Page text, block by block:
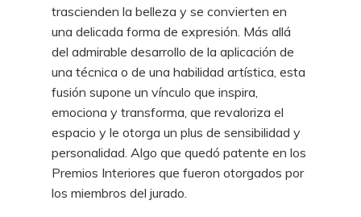
trascienden la belleza y se convierten en
una delicada forma de expresión. Más allá
del admirable desarrollo de la aplicación de
una técnica o de una habilidad artística, esta
fusión supone un vínculo que inspira,
emociona y transforma, que revaloriza el
espacio y le otorga un plus de sensibilidad y
personalidad. Algo que quedó patente en los
Premios Interiores que fueron otorgados por
los miembros del jurado.